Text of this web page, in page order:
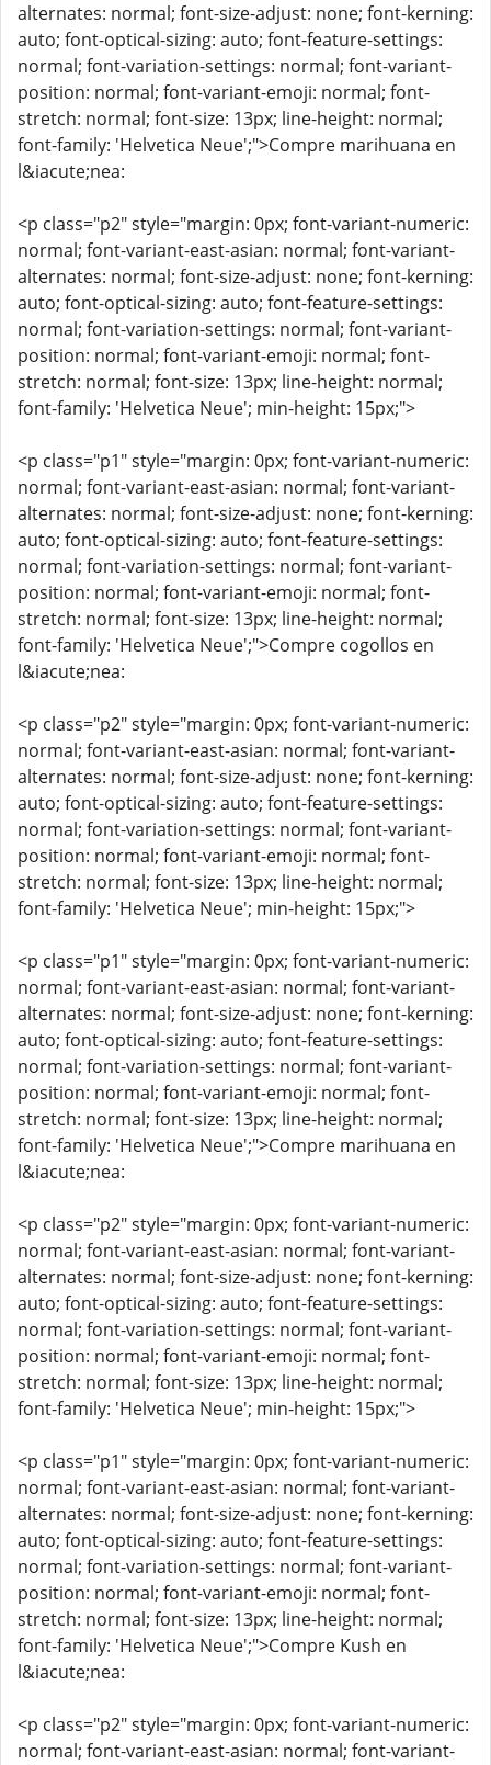
alternates: normal; font-size-adjust: none; font-kerning:
auto; font-optical-sizing: auto; font-feature-settings:
normal; font-variation-settings: normal; font-variant-
position: normal; font-variant-emoji: normal; font-
stretch: normal; font-size: 13px; line-height: normal;
font-family: 'Helvetica Neue';">Compre marihuana en
l&iacute;nea:
<p class="p2" style="margin: 0px; font-variant-numeric:
normal; font-variant-east-asian: normal; font-variant-
alternates: normal; font-size-adjust: none; font-kerning:
auto; font-optical-sizing: auto; font-feature-settings:
normal; font-variation-settings: normal; font-variant-
position: normal; font-variant-emoji: normal; font-
stretch: normal; font-size: 13px; line-height: normal;
font-family: 'Helvetica Neue'; min-height: 15px;">
<p class="p1" style="margin: 0px; font-variant-numeric:
normal; font-variant-east-asian: normal; font-variant-
alternates: normal; font-size-adjust: none; font-kerning:
auto; font-optical-sizing: auto; font-feature-settings:
normal; font-variation-settings: normal; font-variant-
position: normal; font-variant-emoji: normal; font-
stretch: normal; font-size: 13px; line-height: normal;
font-family: 'Helvetica Neue';">Compre cogollos en
l&iacute;nea:
<p class="p2" style="margin: 0px; font-variant-numeric:
normal; font-variant-east-asian: normal; font-variant-
alternates: normal; font-size-adjust: none; font-kerning:
auto; font-optical-sizing: auto; font-feature-settings:
normal; font-variation-settings: normal; font-variant-
position: normal; font-variant-emoji: normal; font-
stretch: normal; font-size: 13px; line-height: normal;
font-family: 'Helvetica Neue'; min-height: 15px;">
<p class="p1" style="margin: 0px; font-variant-numeric:
normal; font-variant-east-asian: normal; font-variant-
alternates: normal; font-size-adjust: none; font-kerning:
auto; font-optical-sizing: auto; font-feature-settings:
normal; font-variation-settings: normal; font-variant-
position: normal; font-variant-emoji: normal; font-
stretch: normal; font-size: 13px; line-height: normal;
font-family: 'Helvetica Neue';">Compre marihuana en
l&iacute;nea:
<p class="p2" style="margin: 0px; font-variant-numeric:
normal; font-variant-east-asian: normal; font-variant-
alternates: normal; font-size-adjust: none; font-kerning:
auto; font-optical-sizing: auto; font-feature-settings:
normal; font-variation-settings: normal; font-variant-
position: normal; font-variant-emoji: normal; font-
stretch: normal; font-size: 13px; line-height: normal;
font-family: 'Helvetica Neue'; min-height: 15px;">
<p class="p1" style="margin: 0px; font-variant-numeric:
normal; font-variant-east-asian: normal; font-variant-
alternates: normal; font-size-adjust: none; font-kerning:
auto; font-optical-sizing: auto; font-feature-settings:
normal; font-variation-settings: normal; font-variant-
position: normal; font-variant-emoji: normal; font-
stretch: normal; font-size: 13px; line-height: normal;
font-family: 'Helvetica Neue';">Compre Kush en
l&iacute;nea:
<p class="p2" style="margin: 0px; font-variant-numeric:
normal; font-variant-east-asian: normal; font-variant-